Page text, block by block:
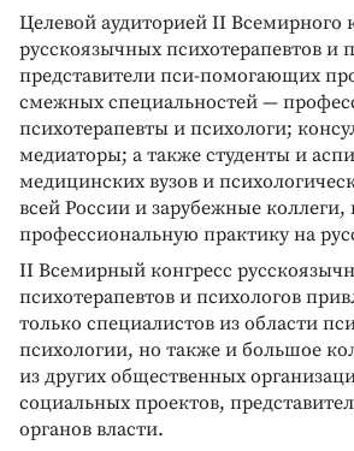
Целевой аудиторией II Всемирного
русскоязычных психотерапевтов и
представители пси-помогающих
смежных специальностей —
психотерапевты и психологи;
медиаторы; а также студенты и
медицинских вузов и
всей России и зарубежные коллеги,
профессиональную практику на
II Всемирный конгресс
психотерапевтов и психологов
только специалистов из области
психологии, но также и большое
из других общественных
социальных проектов,
органов власти.